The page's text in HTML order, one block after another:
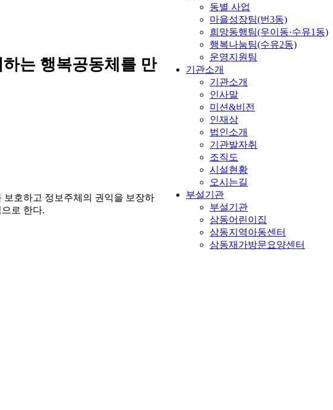
동별 사업
마을성장팀(번3동)
희망동행팀(우이동·수유1동)
행복나눔팀(수유2동)
운영지원팀
기관소개
기관소개
인사말
미션&비전
인재상
법인소개
기관발자취
조직도
시설현황
오시는길
부설기관
부설기관
삼동어린이집
삼동지역아동센터
삼동재가방문요양센터
는 행복공동체를 만
호하고 정보주체의 권익을 보장하
로 한다.